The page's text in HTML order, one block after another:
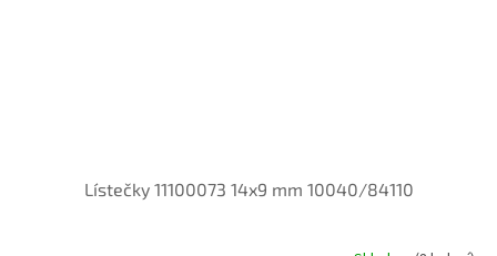
Lístečky 11100073 14x9 mm 10040/84110